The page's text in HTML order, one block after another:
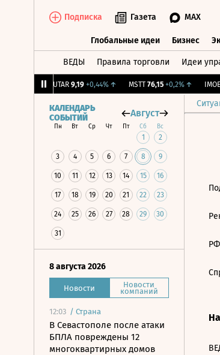
Подписка Газета MAX
Глобальные идеи Бизнес
ВЕДЫ Правила торговли Идеи
UTAR 9,19 +0,44%↑ MSTT 76,15 +0,2%↑ IMOEX
КАЛЕНДАРЬ
СОБЫТИЙ
Август
Пн Вт Ср Чт Пт Сб Вс
1 2
3 4 5 6 7 8 9
10 11 12 13 14 15 16
17 18 19 20 21 22 23
24 25 26 27 28 29 30
31
8 августа 2026
Новости Новости
компаний
12:03 / Страна
В Севастополе после атаки
БПЛА повреждены 12
многоквартирных домов